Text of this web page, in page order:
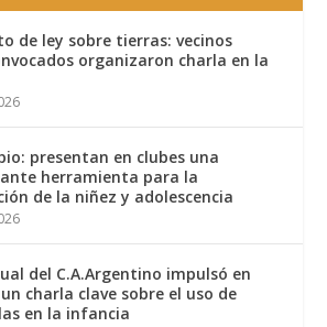
de ley sobre tierras: vecinos
organizaron charla en la
presentan en clubes una
herramienta para la
de la niñez y adolescencia
del C.A.Argentino impulsó en
charla clave sobre el uso de
en la infancia